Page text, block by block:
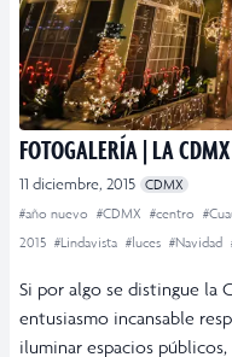
FOTOGALERÍA | LA
11 diciembre, 2015 CDMX
#año nuevo #CDMX #centro
2015 #Lindavista #luces #Navidad
Si por algo se distingue la
entusiasmo incansable
iluminar espacios